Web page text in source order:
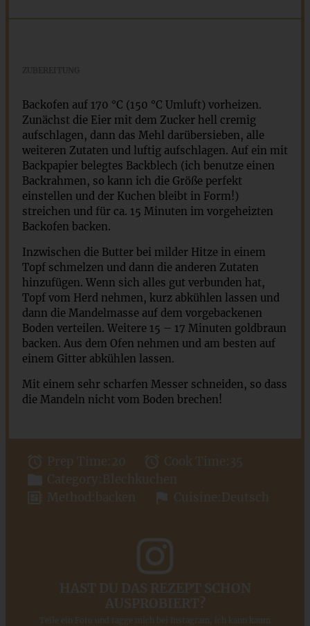
Backofen auf 170 °C (150 °C Umluft) vorheizen.
Zunächst die Eier mit dem Zucker hell cremig
aufschlagen, dann das Mehl darübersieben, alle
weiteren Zutaten und luftig aufschlagen. Auf ein mit
Backpapier belegtes Backblech (ich benutze einen
Backrahmen, so kann ich die Größe perfekt
einstellen und der Kuchen bleibt in Form!)
streichen und für ca. 15 Minuten im vorgeheizten
Backofen backen.
Inzwischen die Butter bei milder Hitze in einem
Topf schmelzen und dann die anderen Zutaten
hinzufügen. Wenn sich alles gut verbunden hat,
Topf vom Herd nehmen, kurz abkühlen lassen und
dann die Mandelmasse auf dem vorgebackenen
Boden verteilen. Weitere 15 – 17 Minuten goldbraun
backen. Aus dem Ofen nehmen und am besten auf
einem Gitter abkühlen lassen.
Mit einem sehr scharfen Messer schneiden, so dass
die Mandeln nicht vom Boden brechen!
Prep Time: 20 Cook Time: 35
Category: Blechkuchen
Method:
backen Cuisine: Deutsch
HAST DU DAS REZEPT SCHON
AUSPROBIERT?
Teile ein Foto und tagge mich bei Instagram, ich kann kaum